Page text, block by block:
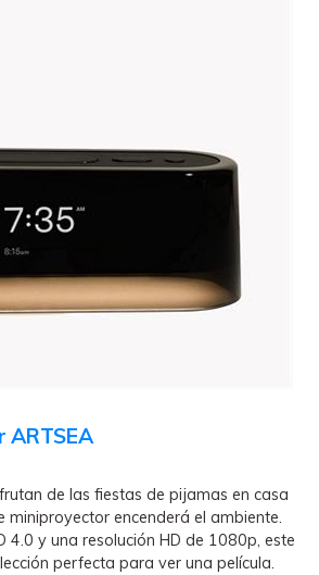
ARTSEA
de las fiestas de pijamas en casa
miniproyector encenderá el ambiente.
4.0 y una resolución HD de 1080p, este
perfecta para ver una película.